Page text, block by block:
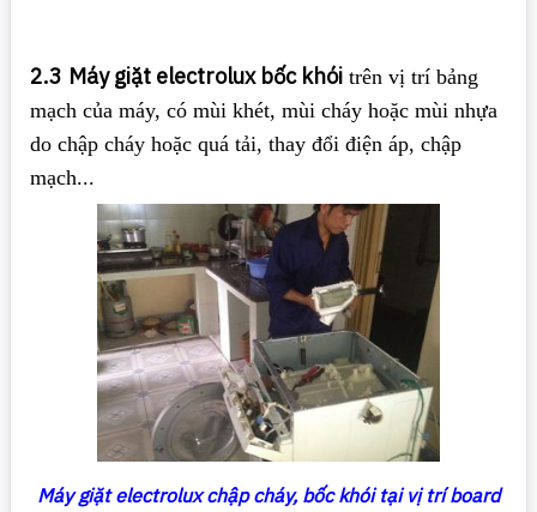
2.3 Máy giặt electrolux bốc khói trên vị trí bảng
mạch của máy, có mùi khét, mùi cháy hoặc mùi nhựa
do chập cháy hoặc quá tải, thay đổi điện áp, chập
mạch...
Máy giặt electrolux chập cháy, bốc khói tại vị trí board